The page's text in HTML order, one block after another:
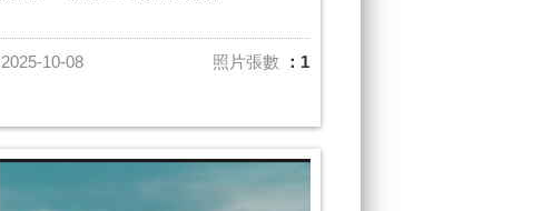
2025-10-08 照片張數 ：1